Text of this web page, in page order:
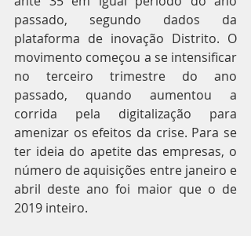
passado, segundo dados da
plataforma de inovação Distrito. O
movimento começou a se intensificar
no terceiro trimestre do ano
passado, quando aumentou a
corrida pela digitalização para
amenizar os efeitos da crise. Para se
ter ideia do apetite das empresas, o
número de aquisições entre janeiro e
abril deste ano foi maior que o de
2019 inteiro.